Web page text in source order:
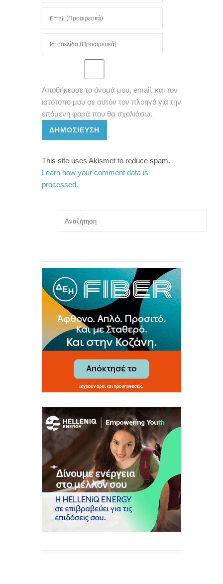
Αποθήκευσε το όνομά μου, email, και τον
ιστότοπο μου σε αυτόν τον πλοηγό για την
επόμενη φορά που θα σχολιάσω.
ΔΗΜΟΣΊΕΥΣΗ
This site uses Akismet to reduce spam.
Learn how your comment data is
processed.